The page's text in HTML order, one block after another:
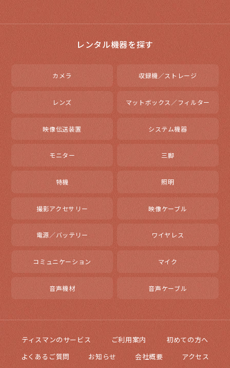
レンタル機器を探す
カメラ 収録機／ストレージ
レンズ マットボックス／フィルター
映像伝送装置 システム機器
モニター 三脚
特機 照明
撮影アクセサリー 映像ケーブル
電源／バッテリー ワイヤレス
コミュニケーション マイク
音声機材 音声ケーブル
ティスマンのサービス ご利用案内
初めての方へ
よくあるご質問
お知らせ 会社概要 アクセス